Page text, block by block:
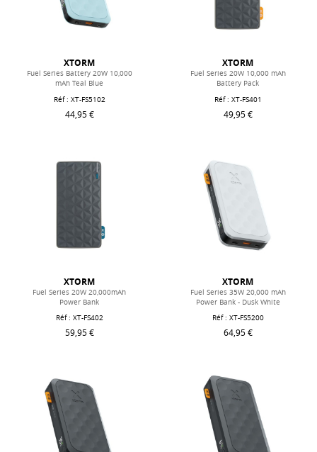
XTORM
Fuel Series Battery 20W 10,000
mAh Teal Blue
Réf : XT-FS5102
44,95 €
XTORM
Fuel Series 20W 10,000 mAh
Battery Pack
Réf : XT-FS401
49,95 €
XTORM
Fuel Series 20W 20,000mAh
Power Bank
Réf : XT-FS402
59,95 €
XTORM
Fuel Series 35W 20,000 mAh
Power Bank - Dusk White
Réf : XT-FS5200
64,95 €